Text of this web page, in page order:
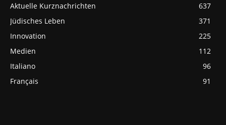
Aktuelle Kurznachrichten
637
Jüdisches Leben
371
Innovation
225
Medien
112
Italiano
96
Français
91